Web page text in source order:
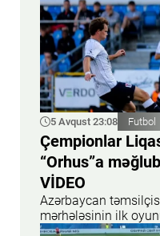
5 Avqust 23:08 Futbol
Çempionlar
“Orhus”a
VİDEO
Azərbaycan
mərhələsinin ilk